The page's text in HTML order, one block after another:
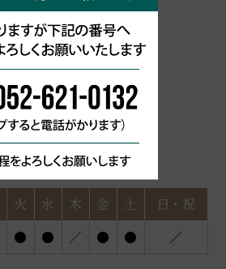
621-0132
〒458-0801
市緑区鳴海町中汐田123-1
火 水 木 金 土
日・祝
● ● ／ ● ● ／